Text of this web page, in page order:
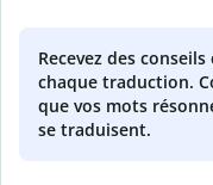
Recevez des
chaque traduction.
que vos mots
se traduisent.